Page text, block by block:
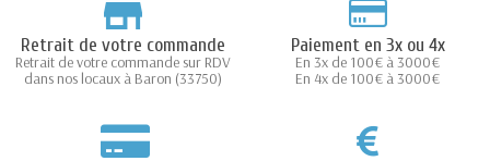
Retrait de votre commande
Retrait de votre commande sur RDV
dans nos locaux à Baron (33750)
Paiement en 3x ou 4x
En 3x de 100€ à 3000€
En 4x de 100€ à 3000€